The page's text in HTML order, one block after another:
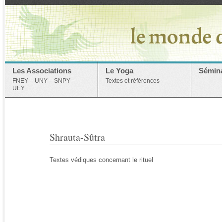
Les Associations
FNEY – UNY – SNPY –
UEY
Le Yoga
Textes et références
Shrauta-Sûtra
Textes védiques concernant le rituel